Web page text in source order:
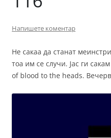
Напишете коментар
Не сакаа да станат
тоа им се случи. Јас ги
of blood to the heads.